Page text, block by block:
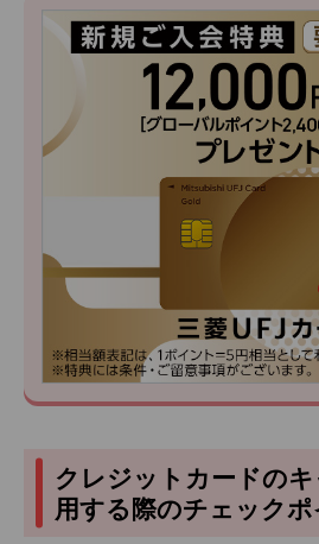
クレジットカードの
用する際のチェックポ